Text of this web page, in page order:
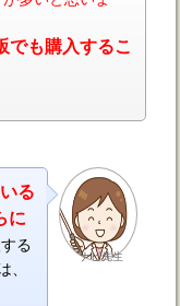
でも購入するこ
ナビ先生
る
に
る
、